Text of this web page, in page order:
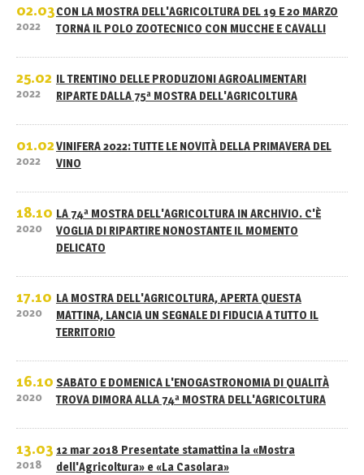
02.03
2022
CON LA MOSTRA DELL'AGRICOLTURA DEL 19 E 20 MARZO
TORNA IL POLO ZOOTECNICO CON MUCCHE E CAVALLI
25.02
2022
IL TRENTINO DELLE PRODUZIONI AGROALIMENTARI
RIPARTE DALLA 75ª MOSTRA DELL'AGRICOLTURA
01.02
2022
VINIFERA 2022: TUTTE LE NOVITÀ DELLA PRIMAVERA DEL
VINO
18.10
2020
LA 74ª MOSTRA DELL'AGRICOLTURA IN ARCHIVIO. C'È
VOGLIA DI RIPARTIRE NONOSTANTE IL MOMENTO
DELICATO
17.10
2020
LA MOSTRA DELL'AGRICOLTURA, APERTA QUESTA
MATTINA, LANCIA UN SEGNALE DI FIDUCIA A TUTTO IL
TERRITORIO
16.10
2020
SABATO E DOMENICA L'ENOGASTRONOMIA DI QUALITÀ
TROVA DIMORA ALLA 74ª MOSTRA DELL'AGRICOLTURA
13.03
2018
12 mar 2018 Presentate stamattina la «Mostra
dell'Agricoltura» e «La Casolara»